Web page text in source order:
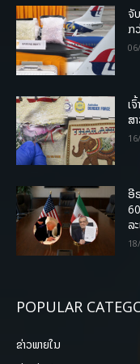
ຈັ
ກ
ເ
ສ
ອີ
ລ
POPULAR
ຂ່າວພາຍ​ໃນ